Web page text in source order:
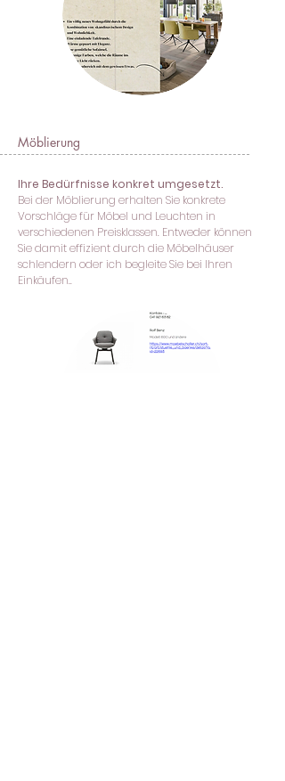
Möblierung
Ihre Bedürfnisse konkret umgesetzt.
Bei der Möblierung erhalten Sie konkrete
Vorschläge für Möbel und Leuchten in
verschiedenen Preisklassen. Entweder können
Sie damit effizient durch die Möbelhäuser
schlendern oder ich begleite Sie bei Ihren
Einkäufen..